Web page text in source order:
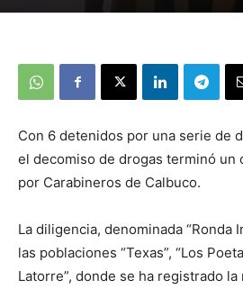
Con 6 detenidos por una serie de
el decomiso de drogas terminó un
por Carabineros de Calbuco.
La diligencia, denominada “Ronda
las poblaciones “Texas”, “Los
Latorre”, donde se ha registrado